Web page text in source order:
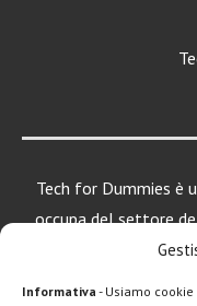
Informativa - Usiamo
Tech for Dummies è
occupa del settore
una particolare